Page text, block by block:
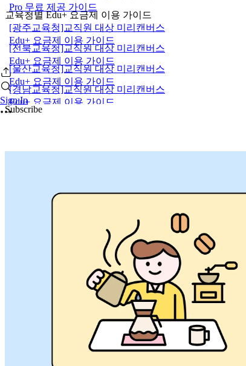
Sign In
Pro 무료 제공 가이드
교육청별 Edu+ 요금제 이용 가이드
[광주교육청]교직원 대상 미리캔버스
Edu+ 요금제 이용 가이드
[전북교육청]교직원 대상 미리캔버스
Edu+ 요금제 이용 가이드
[울산교육청]교직원 대상 미리캔버스
Edu+ 요금제 이용 가이드
[경남교육청]교직원 대상 미리캔버스
Edu+ 요금제 이용 가이드
Subscribe